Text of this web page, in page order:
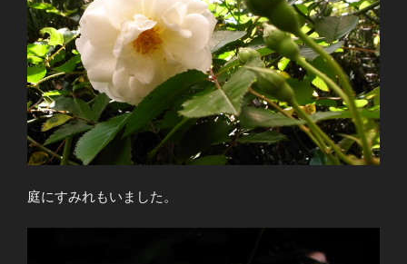
庭にすみれもいました。